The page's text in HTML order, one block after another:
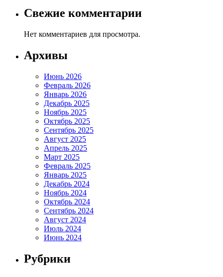
Свежие комментарии
Нет комментариев для просмотра.
Архивы
Июнь 2026
Февраль 2026
Январь 2026
Декабрь 2025
Ноябрь 2025
Октябрь 2025
Сентябрь 2025
Август 2025
Апрель 2025
Март 2025
Февраль 2025
Январь 2025
Декабрь 2024
Ноябрь 2024
Октябрь 2024
Сентябрь 2024
Август 2024
Июль 2024
Июнь 2024
Рубрики